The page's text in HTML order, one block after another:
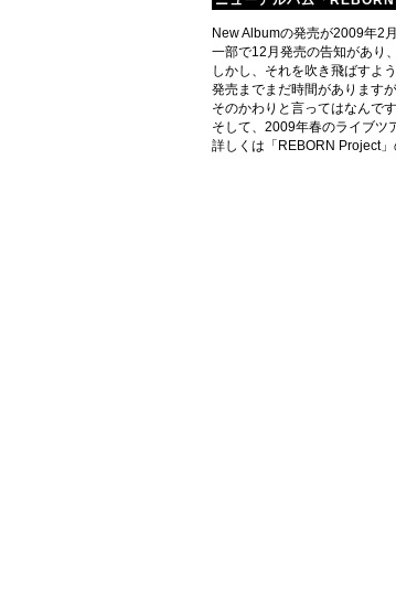
New Albumの発売が2009年2
一部で12月発売の告知があり
しかし、それを吹き飛ばすよ
発売までまだ時間があります
そのかわりと言ってはなんで
そして、2009年春のライブツ
詳しくは「REBORN Project